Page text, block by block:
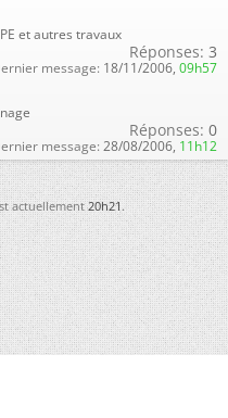
et autres travaux
Réponses: 3
message: 18/11/2006, 09h57
Réponses: 0
message: 28/08/2006, 11h12
actuellement20h21.